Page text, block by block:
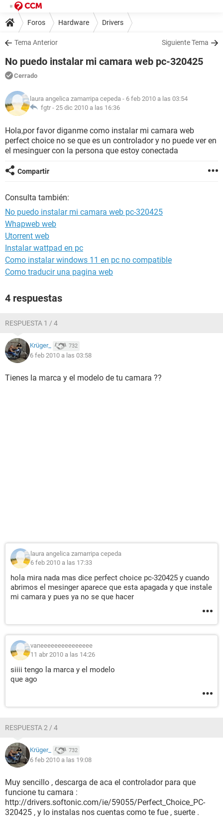
Foros Hardware Drivers
Tema Anterior Siguiente Tema
No puedo instalar mi camara web pc-320425
Cerrado
laura angelica zamarripa cepeda - 6 feb 2010 a las 03:54
fgtr - 25 dic 2010 a las 16:36
Hola,por favor diganme como instalar mi camara web
perfect choice no se que es un controlador y no puede ver en
el mesinguer con la persona que estoy conectada
Compartir
Consulta también:
No puedo instalar mi camara web pc-320425
Whapweb web
Utorrent web
Instalar wattpad en pc
Como instalar windows 11 en pc no compatible
Como traducir una pagina web
4 respuestas
RESPUESTA 1 / 4
Krüger_ 732
6 feb 2010 a las 03:58
Tienes la marca y el modelo de tu camara ??
laura angelica zamarripa cepeda
6 feb 2010 a las 17:33
hola mira nada mas dice perfect choice pc-320425 y cuando
abrimos el mesinger aparece que esta apagada y que instale
mi camara y pues ya no se que hacer
vaneeeeeeeeeeeeeee
11 abr 2010 a las 14:26
siiii tengo la marca y el modelo
que ago
RESPUESTA 2 / 4
Krüger_ 732
6 feb 2010 a las 19:08
Muy sencillo , descarga de aca el controlador para que
funcione tu camara :
http://drivers.softonic.com/ie/59055/Perfect_Choice_PC-
320425 , y lo instalas nos cuentas como te fue , suerte .